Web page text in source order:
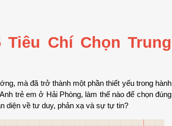
Chí Chọn Trung
mà đã trở thành một phần thiết yếu trong hành
trẻ em ở Hải Phòng, làm thế nào để chọn đúng
diện về tư duy, phản xạ và sự tự tin?